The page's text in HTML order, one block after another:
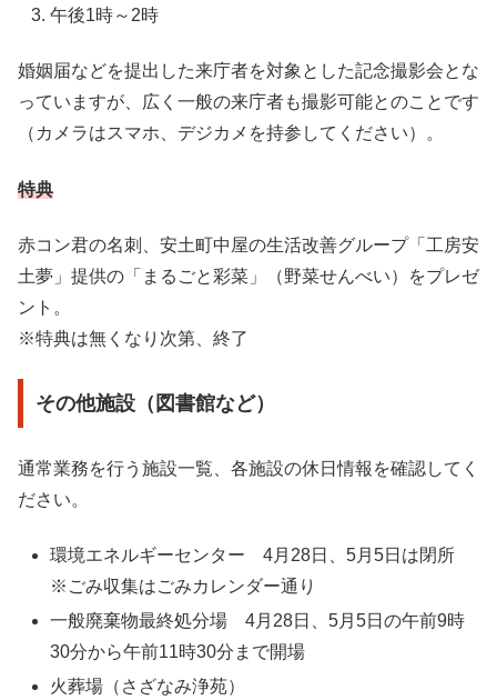
午後1時～2時
婚姻届などを提出した来庁者を対象とした記念撮影会とな
っていますが、広く一般の来庁者も撮影可能とのことです
（カメラはスマホ、デジカメを持参してください）。
特典
赤コン君の名刺、安土町中屋の生活改善グループ「工房安
土夢」提供の「まるごと彩菜」（野菜せんべい）をプレゼ
ント。
※特典は無くなり次第、終了
その他施設（図書館など）
通常業務を行う施設一覧、各施設の休日情報を確認してく
ださい。
環境エネルギーセンター 4月28日、5月5日は閉所
※ごみ収集はごみカレンダー通り
一般廃棄物最終処分場 4月28日、5月5日の午前9時
30分から午前11時30分まで開場
火葬場（さざなみ浄苑）